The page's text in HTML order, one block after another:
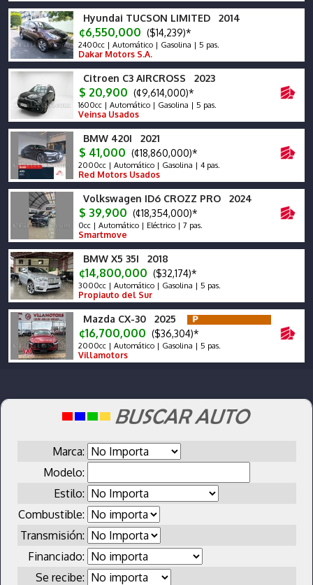
Hyundai TUCSON LIMITED 2014
¢6,550,000 ($14,239)*
2400cc | Automático | Gasolina | 5 pas.
Dakar Motors S.A.
Citroen C3 AIRCROSS 2023
$ 20,900 (¢9,614,000)*
1600cc | Automático | Gasolina | 5 pas.
Veinsa Usados
BMW 420I 2021
$ 41,000 (¢18,860,000)*
2000cc | Automático | Gasolina | 4 pas.
Red Motors Usados
Volkswagen ID6 CROZZ PRO 2024
$ 39,900 (¢18,354,000)*
0cc | Automático | Eléctrico | 7 pas.
Smartmove
BMW X5 35I 2018
¢14,800,000 ($32,174)*
3000cc | Automático | Gasolina | 5 pas.
Propiauto del Sur
Mazda CX-30 2025
¢16,700,000 ($36,304)*
2000cc | Automático | Gasolina | 5 pas.
Villamotors
Marca:
Modelo:
Estilo:
Combustible:
Transmisión:
Financiado:
Se recibe: